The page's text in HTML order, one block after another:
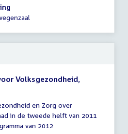
Volksgezondheid,
en Zorg over
in de tweede helft van 2011
van 2012